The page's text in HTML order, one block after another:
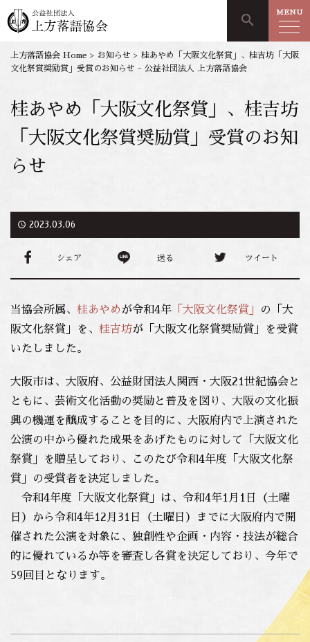
search MENU
上方落語協会 Home > お知らせ > 桂あやめ「大阪文化祭賞」、桂吉坊「大阪
文化祭賞奨励賞」受賞のお知らせ - 公益社団法人 上方落語協会
桂あやめ「大阪文化祭賞」、桂吉坊
「大阪文化祭賞奨励賞」受賞のお知
らせ
access_time 2023.03.06
シェア 送る ツイート
当協会所属、 桂あやめが令和4年 「大阪文化祭賞」
の「大
阪文化祭賞」を、 桂吉坊が「大阪文化祭賞奨励賞」を受賞
いたしました。
大阪市は、大阪府、公益財団法人関西・大阪21世紀協会と
ともに、芸術文化活動の奨励と普及を図り、大阪の文化振
興の機運を醸成することを目的に、大阪府内で上演された
公演の中から優れた成果をあげたものに対して「大阪文化
祭賞」を贈呈しており、このたび令和4年度「大阪文化祭
賞」の受賞者を決定しました。
令和4年度「大阪文化祭賞」は、令和4年1月1日（土曜
日）から令和4年12月31日（土曜日）までに大阪府内で開
催された公演を対象に、独創性や企画・内容・技法が総合
的に優れているか等を審査し各賞を決定しており、今年で
59回目となります。